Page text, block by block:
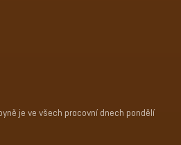
je ve všech pracovní dnech pondělí